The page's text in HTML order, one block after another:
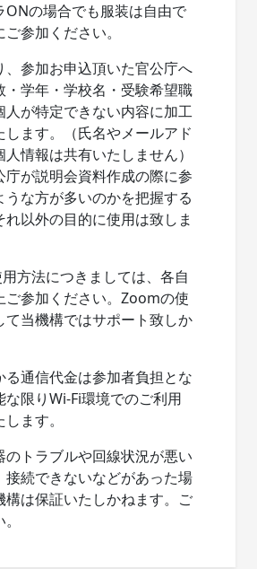
ONの場合でも服装は自由で
参加ください。
、参加お申込頂いた官公庁へ
・学年・学校名・受験希望職
人が特定できない内容に加工
します。（氏名やメールアド
情報は共有いたしません）
庁が説明会資料作成の際に参
うな方が多いのかを把握する
以外の目的に使用は致しま
方法につきましては、各自
ご参加ください。Zoomの使
て当機構ではサポート致しか
る通信代金は参加者負担とな
な限りWi-Fi環境でのご利用
ます。
のトラブルや回線状況が悪い
接続できないなどがあった場
構は保証いたしかねます。ご